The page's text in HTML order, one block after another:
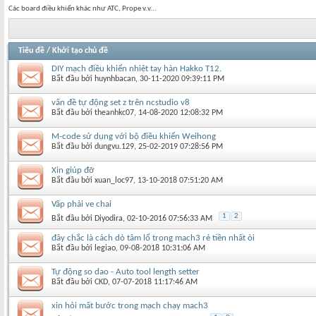
Các board điều khiển khác như ATC, Prope v.v...
Tiêu đề / Khởi tạo chủ đề
DIY mạch điều khiển nhiệt tay hàn Hakko T12.
Bắt đầu bởi huynhbacan‎, 30-11-2020 09:39:11 PM
vấn đề tự động set z trên ncstudio v8
Bắt đầu bởi theanhkc07‎, 14-08-2020 12:08:32 PM
M-code sử dụng với bộ điều khiển Weihong
Bắt đầu bởi dungvu.129‎, 25-02-2019 07:28:56 PM
Xin giúp đỡ
Bắt đầu bởi xuan_loc97‎, 13-10-2018 07:51:20 AM
Vấp phải ve chai
Bắt đầu bởi Diyodira‎, 02-10-2016 07:56:33 AM 1 2
đây chắc là cách dò tâm lổ trong mach3 rẻ tiền nhất òi
Bắt đầu bởi legiao‎, 09-08-2018 10:31:06 AM
Tự động so dao - Auto tool length setter
Bắt đầu bởi CKD‎, 07-07-2018 11:17:46 AM
xin hỏi mất bước trong mạch chạy mach3